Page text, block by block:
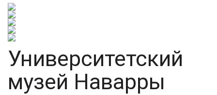
Университетский
музей Наварры